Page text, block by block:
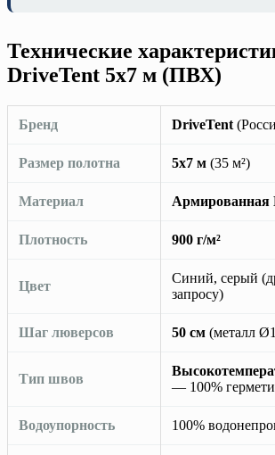
Технические
DriveTent 5х7 м (ПВХ)
Бренд DriveTent
Размер полотна 5х7 м (35 м²)
Материал
Плотность 900 г/м²
Цвет
Синий, серый
запросу)
Шаг люверсов 50 см (металл
Тип швов
— 100%
Водоупорность 100%